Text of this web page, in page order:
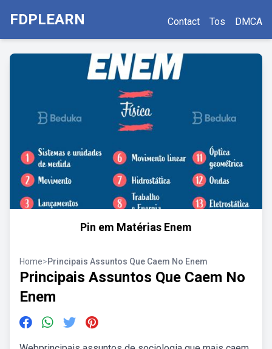
FDPLEARN Contact Tos DMCA
Pin em Matérias Enem
Home>Principais Assuntos Que Caem No Enem
Principais Assuntos Que Caem No
Enem